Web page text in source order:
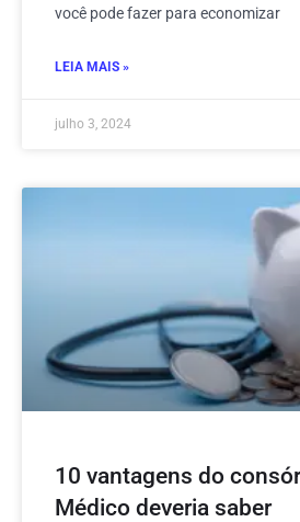
você pode fazer para economizar
LEIA MAIS »
julho 3, 2024
10 vantagens do
Médico deveria saber